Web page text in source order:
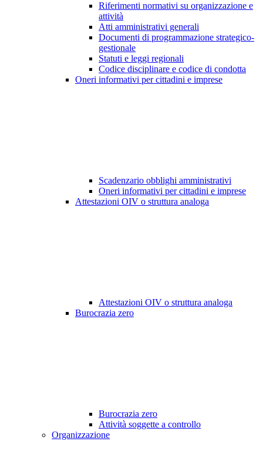
Riferimenti normativi su organizzazione e
attività
Atti amministrativi generali
Documenti di programmazione strategico-
gestionale
Statuti e leggi regionali
Codice disciplinare e codice di condotta
Oneri informativi per cittadini e imprese
Scadenzario obblighi amministrativi
Oneri informativi per cittadini e imprese
Attestazioni OIV o struttura analoga
Attestazioni OIV o struttura analoga
Burocrazia zero
Burocrazia zero
Attività soggette a controllo
Organizzazione